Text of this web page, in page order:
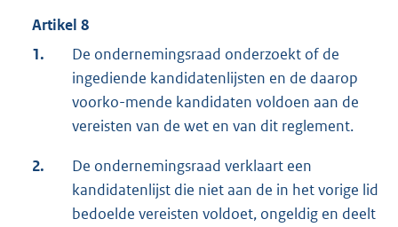
Artikel 8
1.
De ondernemingsraad onderzoekt of de
ingediende kandidatenlijsten en de daarop
voorko-mende kandidaten voldoen aan de
vereisten van de wet en van dit reglement.
2.
De ondernemingsraad verklaart een
kandidatenlijst die niet aan de in het vorige lid
bedoelde vereisten voldoet, ongeldig en deelt